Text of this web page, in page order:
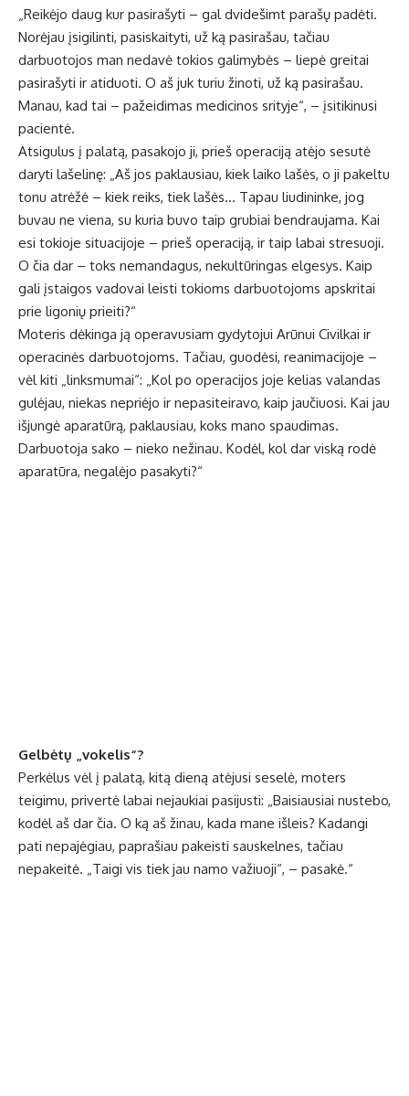
„Reikėjo daug kur pasirašyti – gal dvidešimt parašų padėti.
Norėjau įsigilinti, pasiskaityti, už ką pasirašau, tačiau
darbuotojos man nedavė tokios galimybės – liepė greitai
pasirašyti ir atiduoti. O aš juk turiu žinoti, už ką pasirašau.
Manau, kad tai – pažeidimas medicinos srityje“, – įsitikinusi
pacientė.
Atsigulus į palatą, pasakojo ji, prieš operaciją atėjo sesutė
daryti lašelinę: „Aš jos paklausiau, kiek laiko lašės, o ji pakeltu
tonu atrėžė – kiek reiks, tiek lašės… Tapau liudininke, jog
buvau ne viena, su kuria buvo taip grubiai bendraujama. Kai
esi tokioje situacijoje – prieš operaciją, ir taip labai stresuoji.
O čia dar – toks nemandagus, nekultūringas elgesys. Kaip
gali įstaigos vadovai leisti tokioms darbuotojoms apskritai
prie ligonių prieiti?“
Moteris dėkinga ją operavusiam gydytojui Arūnui Civilkai ir
operacinės darbuotojoms. Tačiau, guodėsi, reanimacijoje –
vėl kiti „linksmumai“: „Kol po operacijos joje kelias valandas
gulėjau, niekas nepriėjo ir nepasiteiravo, kaip jaučiuosi. Kai jau
išjungė aparatūrą, paklausiau, koks mano spaudimas.
Darbuotoja sako – nieko nežinau. Kodėl, kol dar viską rodė
aparatūra, negalėjo pasakyti?“
Gelbėtų „vokelis“?
Perkėlus vėl į palatą, kitą dieną atėjusi seselė, moters
teigimu, privertė labai nejaukiai pasijusti: „Baisiausiai nustebo,
kodėl aš dar čia. O ką aš žinau, kada mane išleis? Kadangi
pati nepajėgiau, paprašiau pakeisti sauskelnes, tačiau
nepakeitė. „Taigi vis tiek jau namo važiuoji“, – pasakė.“